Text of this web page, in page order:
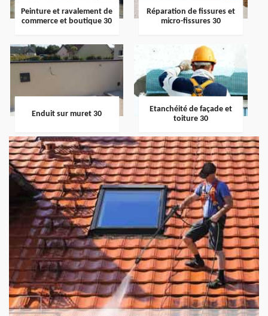
Peinture et ravalement de
commerce et boutique 30
Réparation de fissures et
micro-fissures 30
Enduit sur muret 30
Etanchéité de façade et
toiture 30